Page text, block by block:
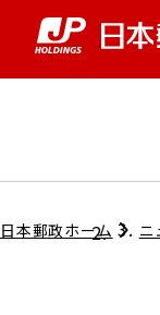
グルー
株主・
ニュース
サステ
採用情報
日本郵政ホーム ニ